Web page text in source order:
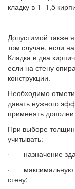
кладку в 1–1,5
Допустимой также
том случае, если
Кладка в два
если на стену
конструкции.
Необходимо
давать нужного
применять
При выборе
учитывать:
· назначение
· максимальную
стену;